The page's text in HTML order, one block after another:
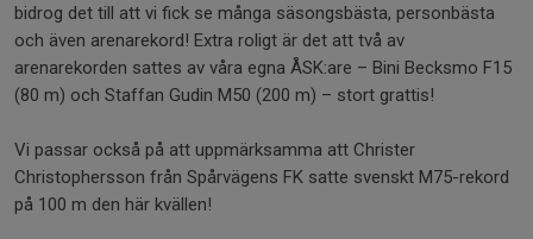
bidrog det till att vi fick se många säsongsbästa, personbästa
och även arenarekord! Extra roligt är det att två av
arenarekorden sattes av våra egna ÅSK:are – Bini Becksmo F15
(80 m) och Staffan Gudin M50 (200 m) – stort grattis!
Vi passar också på att uppmärksamma att Christer
Christophersson från Spårvägens FK satte svenskt M75-rekord
på 100 m den här kvällen!